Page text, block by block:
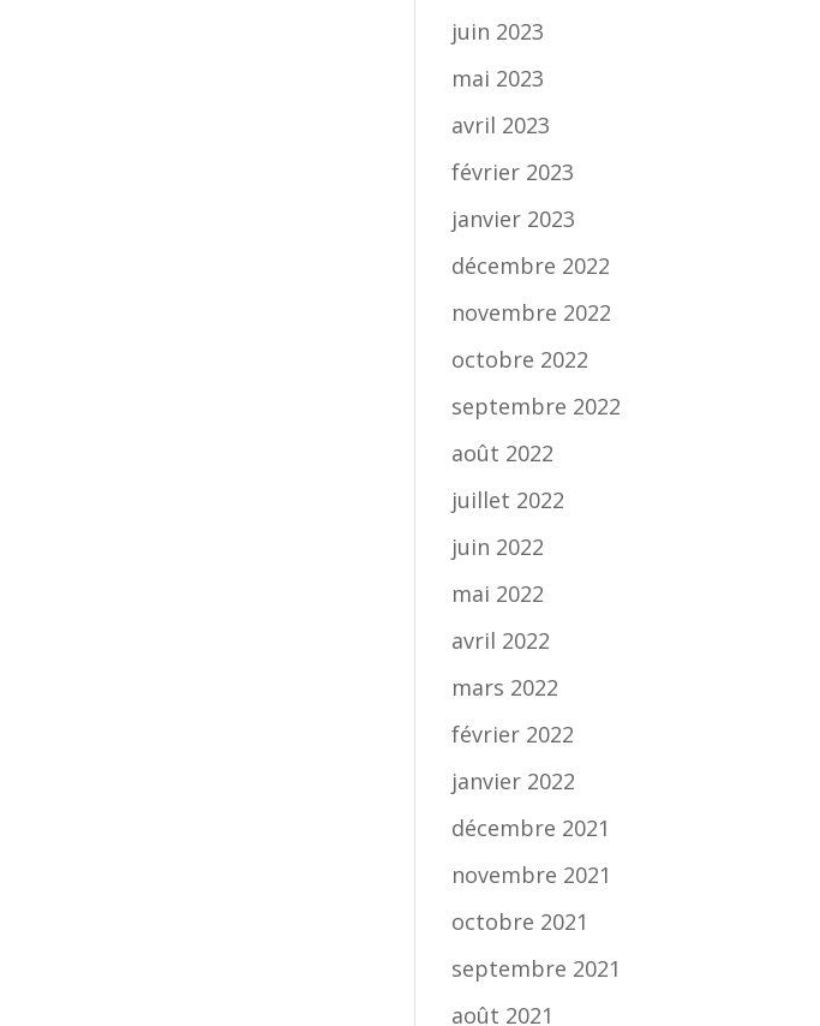
juin 2023
mai 2023
avril 2023
février 2023
janvier 2023
décembre 2022
novembre 2022
octobre 2022
septembre 2022
août 2022
juillet 2022
juin 2022
mai 2022
avril 2022
mars 2022
février 2022
janvier 2022
décembre 2021
novembre 2021
octobre 2021
septembre 2021
août 2021